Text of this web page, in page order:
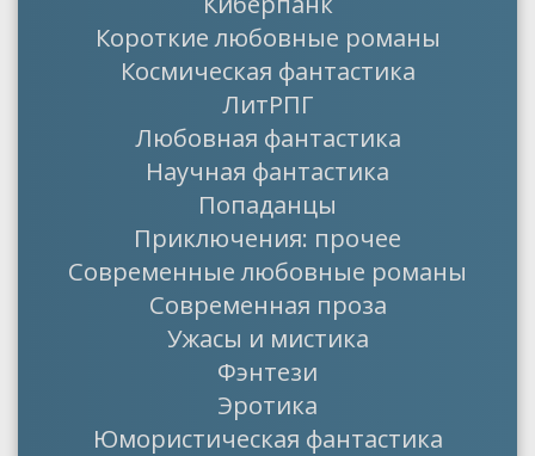
Короткие любовные романы
Космическая фантастика
ЛитРПГ
Любовная фантастика
Научная фантастика
Попаданцы
Приключения: прочее
Современные любовные романы
Современная проза
Ужасы и мистика
Фэнтези
Эротика
Юмористическая фантастика